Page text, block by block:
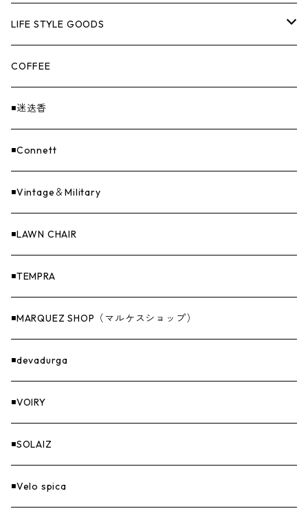
EX-GATE（エクスゲート）
Others（その他）
UNITIUM.
THE UNFORM STORE オリジナル
クッカー＆カトラリー
バーナー
焚火
寝具
ファニチャー
収納
ナイフ＆アックス
燃料
GOODS
TOPS
PANTS
CAP
GOODS
バンダナ＆手ぬぐい
LIFE STYLE GOODS
ステッカー
COFFEE
◾️迷迭香
◾️Connett
◾️Vintage＆Military
◾️LAWN CHAIR
◾️TEMPRA
◾️MARQUEZ SHOP（マルケスショップ）
◾️devadurga
◾️VOIRY
◾️SOLAIZ
◾️Velo spica